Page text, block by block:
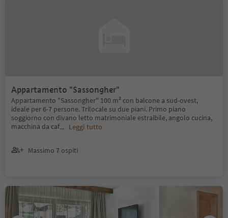
Appartamento "Sassongher"
Appartamento "Sassongher" 100 m² con balcone a sud-ovest,
ideale per 6-7 persone. Trilocale su due piani. Primo piano
soggiorno con divano letto matrimoniale estraibile, angolo cucina,
macchina da caf... Leggi tutto
Massimo 7 ospiti